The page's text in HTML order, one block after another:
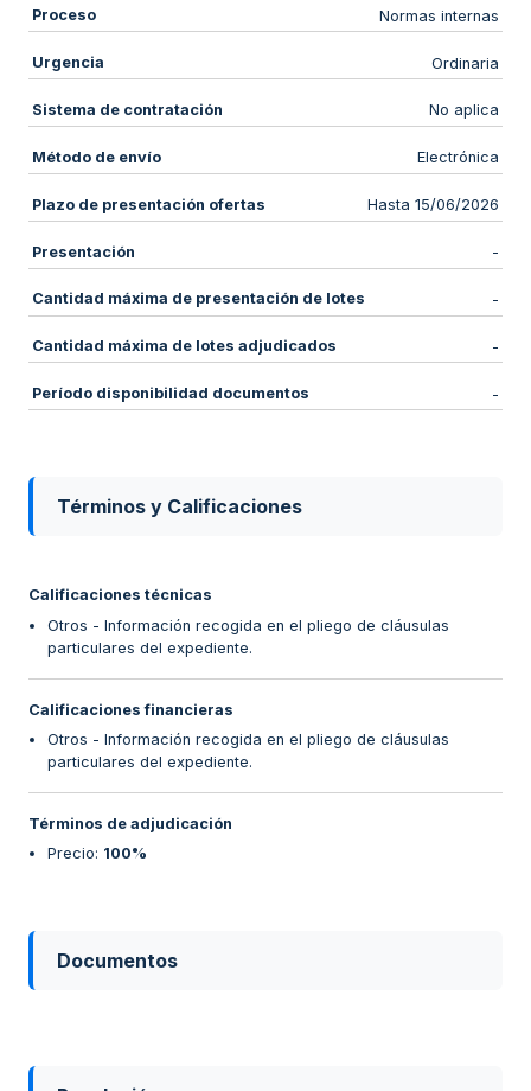
Proceso Normas internas
Urgencia Ordinaria
Sistema de contratación No aplica
Método de envío Electrónica
Plazo de presentación ofertas Hasta 15/06/2026
Presentación -
Cantidad máxima de presentación de lotes -
Cantidad máxima de lotes adjudicados -
Período disponibilidad documentos -
Términos y Calificaciones
Calificaciones técnicas
Otros - Información recogida en el pliego de cláusulas
particulares del expediente.
Calificaciones financieras
Otros - Información recogida en el pliego de cláusulas
particulares del expediente.
Términos de adjudicación
Precio: 100%
Documentos